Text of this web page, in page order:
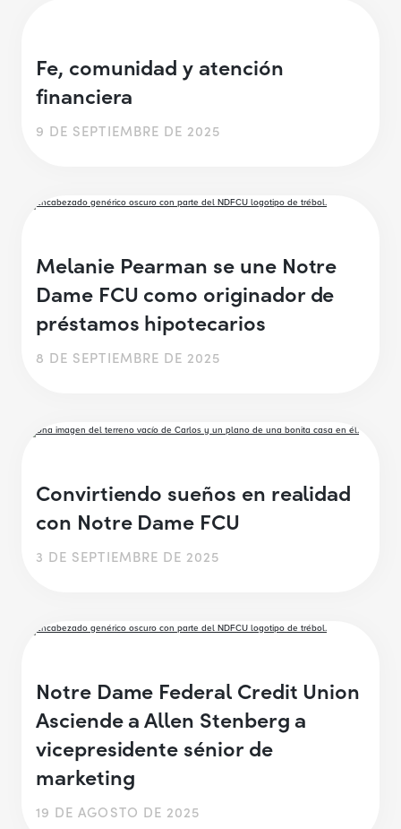
Fe, comunidad y atención
financiera
9 DE SEPTIEMBRE DE 2025
Melanie Pearman se une Notre
Dame FCU como originador de
préstamos hipotecarios
8 DE SEPTIEMBRE DE 2025
Convirtiendo sueños en realidad
con Notre Dame FCU
3 DE SEPTIEMBRE DE 2025
Notre Dame Federal Credit Union
Asciende a Allen Stenberg a
vicepresidente sénior de
marketing
19 DE AGOSTO DE 2025